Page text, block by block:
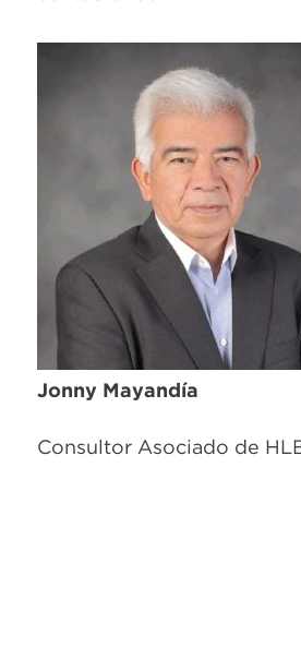
Jonny Mayandía
Consultor Asociado de